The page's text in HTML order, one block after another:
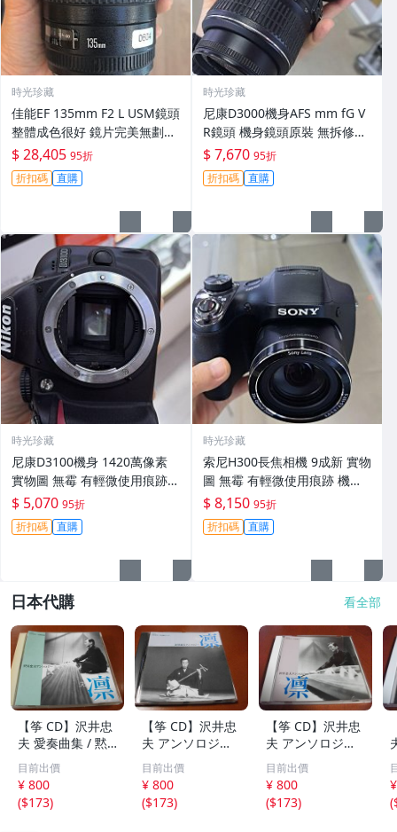
時光珍藏
佳能EF 135mm F2 L USM鏡頭
整體成色很好 鏡片完美無劃痕
功能一切正常 無拆修無-3430
$ 28,405 95折
折扣碼 直購
時光珍藏
尼康D3000機身AFS mm fG V
R鏡頭 機身鏡頭原裝 無拆修無
翻新 有輕微使用痕跡 鏡頭-34
30
$ 7,670 95折
折扣碼 直購
時光珍藏
尼康D3100機身 1420萬像素
實物圖 無霉 有輕微使用痕跡
機身原裝 無拆修無翻新 臨-34
3
$ 5,070 95折
折扣碼 直購
時光珍藏
索尼H300長焦相機 9成新 實物
圖 無霉 有輕微使用痕跡 機身
鏡頭原裝 無拆修無翻新-3430
$ 8,150 95折
折扣碼 直購
日本代購 看全部
【筝 CD】沢井忠
夫 愛奏曲集 / 黙
示 、波 、二つの
相 、箏二重奏ソ
ナタ 杵屋正邦 、
入野義朗 、小野
目前出價
¥ 800
($173)
【筝 CD】沢井忠
夫 アンソロジー
「凜」からの分売
沢井忠夫作品集
ライブ 風衣、水
の声、枯野砧、五
目前出價
¥ 800
($173)
【筝 CD】沢井忠
夫 アンソロジー
「凜」からの分売
沢井忠夫 作品集
第三集 “光る海”
（限定販売） 200
目前出價
¥ 800
($173)
(